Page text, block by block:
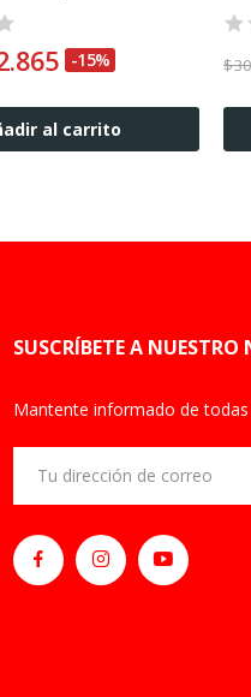
-15%
al carrito
$
SUSCRÍBETE A NUESTRO
Mantente informado de